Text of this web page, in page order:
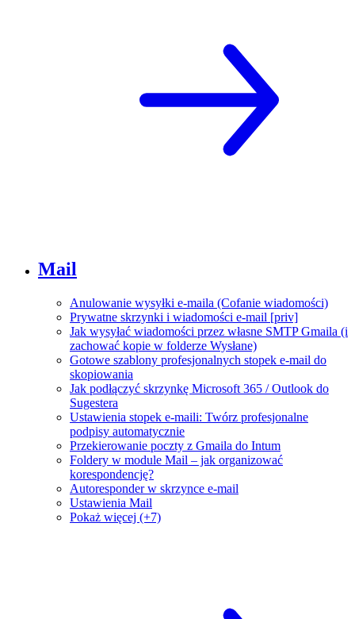
Mail
Anulowanie wysyłki e-maila (Cofanie wiadomości)
Prywatne skrzynki i wiadomości e-mail [priv]
Jak wysyłać wiadomości przez własne SMTP Gmaila (i
zachować kopie w folderze Wysłane)
Gotowe szablony profesjonalnych stopek e-mail do
skopiowania
Jak podłączyć skrzynkę Microsoft 365 / Outlook do
Sugestera
Ustawienia stopek e-maili: Twórz profesjonalne
podpisy automatycznie
Przekierowanie poczty z Gmaila do Intum
Foldery w module Mail – jak organizować
korespondencję?
Autoresponder w skrzynce e-mail
Ustawienia Mail
Pokaż więcej (+7)